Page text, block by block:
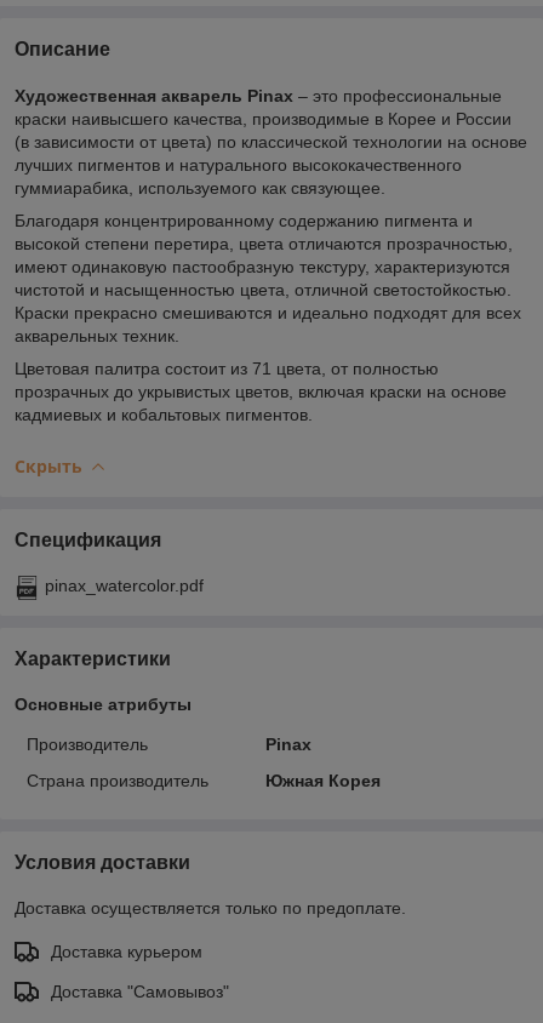
Описание
Художественная акварель Pinax – это профессиональные
краски наивысшего качества, производимые в Корее и России
(в зависимости от цвета) по классической технологии на основе
лучших пигментов и натурального высококачественного
гуммиарабика, используемого как связующее.
Благодаря концентрированному содержанию пигмента и
высокой степени перетира, цвета отличаются прозрачностью,
имеют одинаковую пастообразную текстуру, характеризуются
чистотой и насыщенностью цвета, отличной светостойкостью.
Краски прекрасно смешиваются и идеально подходят для всех
акварельных техник.
Цветовая палитра состоит из 71 цвета, от полностью
прозрачных до укрывистых цветов, включая краски на основе
кадмиевых и кобальтовых пигментов.
Скрыть
Спецификация
pinax_watercolor.pdf
Характеристики
Основные атрибуты
Производитель
Pinax
Страна производитель
Южная Корея
Условия доставки
Доставка осуществляется только по предоплате.
Доставка курьером
Доставка "Самовывоз"